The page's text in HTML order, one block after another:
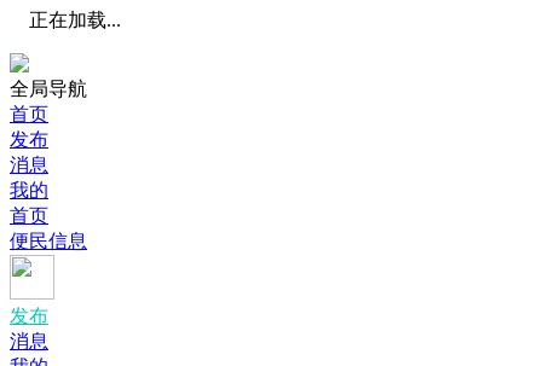
正在加载...
全局导航
首页
发布
消息
我的
首页
便民信息
发布
消息